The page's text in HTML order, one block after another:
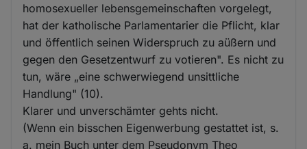
homosexueller lebensgemeinschaften vorgelegt,
hat der katholische Parlamentarier die Pflicht, klar
und öffentlich seinen Widerspruch zu aüßern und
gegen den Gesetzentwurf zu votieren". Es nicht zu
tun, wäre „eine schwerwiegend unsittliche
Handlung" (10).
Klarer und unverschämter gehts nicht.
(Wenn ein bisschen Eigenwerbung gestattet ist, s.
a. mein Buch unter dem Pseudonym Theo